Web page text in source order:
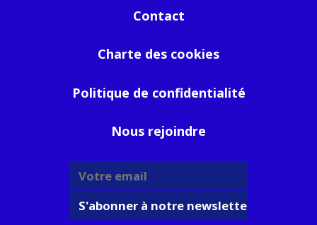
Contact
Charte des cookies
Politique de confidentialité
Nous rejoindre